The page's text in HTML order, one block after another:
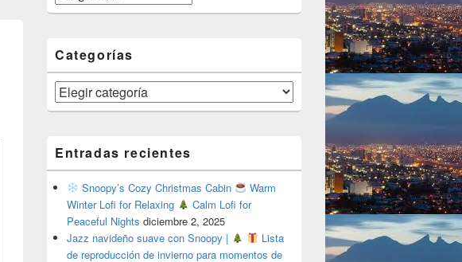
Categorías
Categorías
Entradas recientes
Snoopy’s Cozy Christmas Cabin
Warm
Winter Lofi for Relaxing
Calm Lofi for
Peaceful Nights diciembre 2, 2025
Jazz navideño suave con Snoopy |
Lista
de reproducción de invierno para momentos de